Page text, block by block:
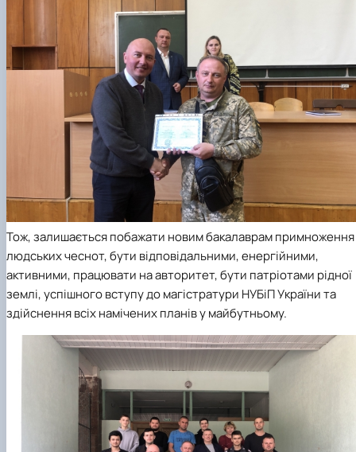
Тож, залишається побажати новим бакалаврам примноження
людських чеснот, бути відповідальними, енергійними,
активними, працювати на авторитет, бути патріотами рідної
землі, успішного вступу до магістратури НУБіП України та
здійснення всіх намічених планів у майбутньому.